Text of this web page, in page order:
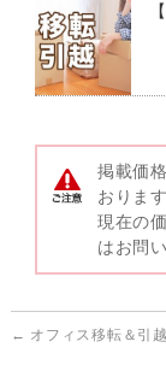
掲載価
おります
現在の
はお問
← オフィス移転＆引